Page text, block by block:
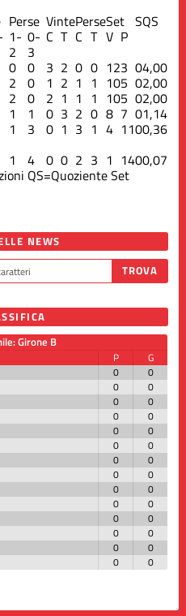
Perse VintePerseSet SQS
1-
2
0-
3
C T C T V P
0 0 3 2 0 0 123 04,00
2 0 1 2 1 1 105 02,00
2 0 2 1 1 1 105 02,00
1 1 0 3 2 0 8 7 01,14
1 3 0 1 3 1 4 1100,36
1 4 0 0 2 3 1 1400,07
QS=Quoziente Set
NEWS
Girone B
P
G
0
0
0
0
0
0
0
0
0
0
0
0
0
0
0
0
0
0
0
0
0
0
0
0
0
0
0 0